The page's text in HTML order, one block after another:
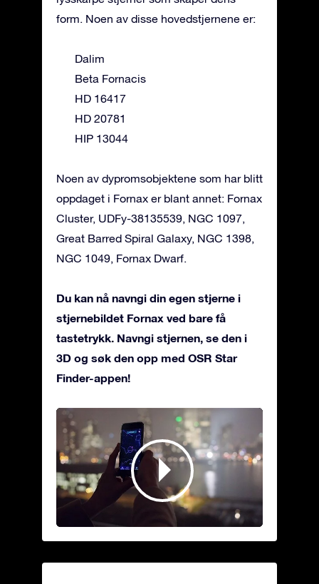
form. Noen av disse hovedstjernene er:
Dalim
Beta Fornacis
HD 16417
HD 20781
HIP 13044
Noen av dypromsobjektene som har blitt
oppdaget i Fornax er blant annet: Fornax
Cluster, UDFy-38135539, NGC 1097,
Great Barred Spiral Galaxy, NGC 1398,
NGC 1049, Fornax Dwarf.
Du kan nå navngi din egen stjerne i
stjernebildet Fornax ved bare få
tastetrykk. Navngi stjernen, se den i
3D og søk den opp med OSR Star
Finder-appen!